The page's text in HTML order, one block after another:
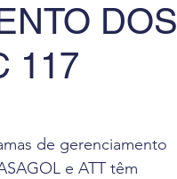
Fadigômetro
DOS
117
de gerenciamento
e ATT têm